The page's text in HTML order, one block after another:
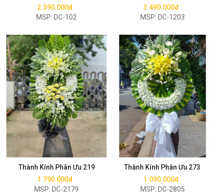
2.390.000đ
MSP: DC-102
3.490.000đ
MSP: DC-1203
Thành Kính Phân Ưu 219
1.790.000đ
MSP: DC-2179
Mua ngay
Thành Kính Phân Ưu 273
1.090.000đ
MSP: DC-2805
Mua ngay